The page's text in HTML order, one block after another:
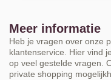
Meer informatie
Heb je vragen over onze
klantenservice. Hier vind
op veel gestelde vragen.
private shopping